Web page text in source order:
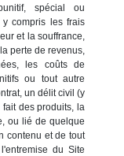
spécial ou
compris les frais
et la souffrance,
perte de revenus,
les coûts de
ou tout autre
un délit civil (y
des produits, la
ou lié de quelque
contenu et de tout
du Site